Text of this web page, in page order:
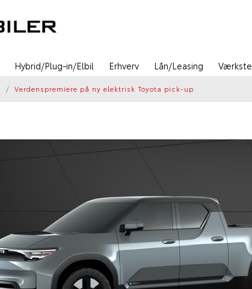
Hybrid/Plug-in/Elbil Erhverv Lån/Leasing
Verdenspremiere på ny elektrisk Toyota pick-up